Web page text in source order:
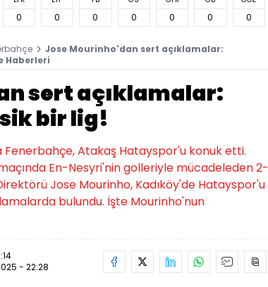
0 0 0 0 0 0 0
Jose Mourinho'dan sert açıklamalar:
Haberleri
sert açıklamalar:
bir lig!
Fenerbahçe, Atakaş Hatayspor'u konuk etti.
En-Nesyri'nin golleriyle mücadeleden 2-
Jose Mourinho, Kadıköy'de Hatayspor'u
bulundu. İşte Mourinho'nun
- 22:28